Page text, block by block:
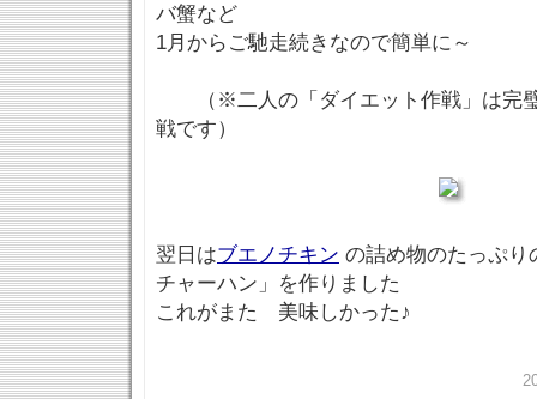
バ蟹など
1月からご馳走続きなので簡単に～
（※二人の「ダイエット作戦」は完
戦です）
翌日はブエノチキン の詰め物のたっぷり
チャーハン」を作りました
これがまた 美味しかった♪